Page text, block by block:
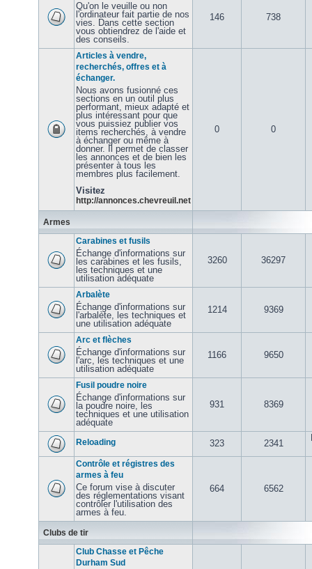
Qu'on le veuille ou non
l'ordinateur fait partie de nos
vies. Dans cette section
vous obtiendrez de l'aide et
des conseils.
146 738
Articles à vendre,
recherchés, offres et à
échanger.
Nous avons fusionné ces
sections en un outil plus
performant, mieux adapté et
plus intéressant pour que
vous puissiez publier vos
items recherchés, à vendre
à échanger ou même à
donner. Il permet de classer
les annonces et de bien les
présenter à tous les
membres plus facilement.
Visitez
http://annonces.chevreuil.net
0 0
Armes
Carabines et fusils
Échange d'informations sur
les carabines et les fusils,
les techniques et une
utilisation adéquate
3260 36297
Arbalète
Échange d'informations sur
l'arbalète, les techniques et
une utilisation adéquate
1214 9369
Arc et flèches
Échange d'informations sur
l'arc, les techniques et une
utilisation adéquate
1166 9650
Fusil poudre noire
Échange d'informations sur
la poudre noire, les
techniques et une utilisation
adéquate
931 8369
Reloading 323 2341
Contrôle et régistres des
armes à feu
Ce forum vise à discuter
des réglementations visant
contrôler l'utilisation des
armes à feu.
664 6562
Clubs de tir
Club Chasse et Pêche
Durham Sud